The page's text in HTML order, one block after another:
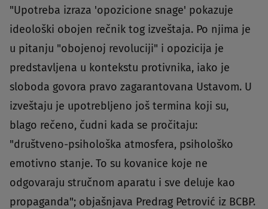
"Upotreba izraza 'opozicione snage' pokazuje
ideološki obojen rečnik tog izveštaja. Po njima je
u pitanju "obojenoj revoluciji" i opozicija je
predstavljena u kontekstu protivnika, iako je
sloboda govora pravo zagarantovana Ustavom. U
izveštaju je upotrebljeno još termina koji su,
blago rečeno, čudni kada se pročitaju:
"društveno-psihološka atmosfera, psihološko
emotivno stanje. To su kovanice koje ne
odgovaraju stručnom aparatu i sve deluje kao
propaganda"; objašnjava Predrag Petrović iz BCBP.